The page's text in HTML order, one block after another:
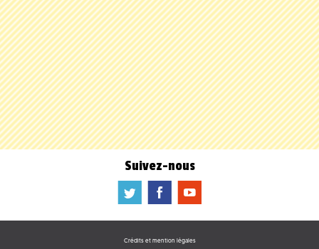
Suivez-nous
a b f
Crédits et mention légales